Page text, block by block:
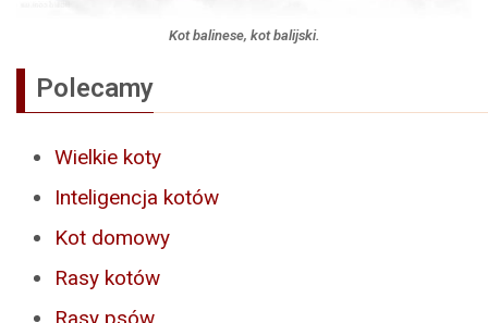
Kot balinese, kot balijski.
Polecamy
Wielkie koty
Inteligencja kotów
Kot domowy
Rasy kotów
Rasy psów